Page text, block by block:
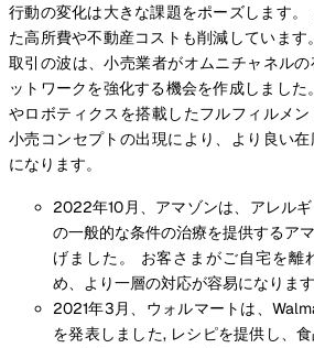
行動の変化は大きな課題をポーズします。
た高所費や不動産コストも削減していま
取引の波は、小売業者がオムニチャネル
ットワークを強化する機会を作成しまし
やロボティクスを搭載したフルフィルメ
小売コンセプトの出現により、より良い
になります。
2022年10月、アマゾンは、アレル
の一般的な条件の治療を提供するア
げました。 お客さまがご自宅を離
め、より一層の対応が容易になります
2021年3月、ウォルマートは、
を発表しました, レシピを提供し、